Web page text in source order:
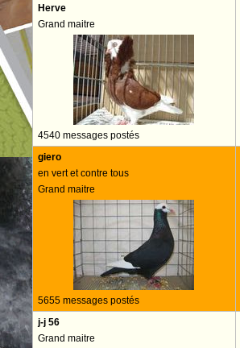
Herve
Grand maitre
4540 messages postés
giero
en vert et contre tous
Grand maitre
5655 messages postés
j-j 56
Grand maitre